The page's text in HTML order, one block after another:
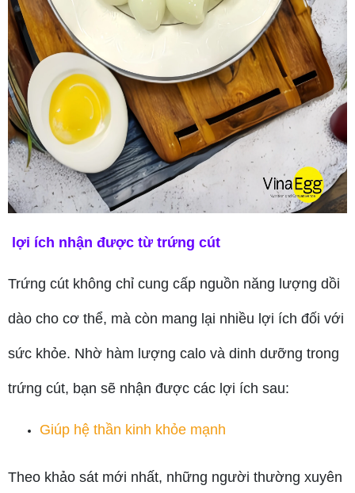
lợi ích nhận được từ trứng cút
Trứng cút không chỉ cung cấp nguồn năng lượng dồi
dào cho cơ thể, mà còn mang lại nhiều lợi ích đối với
sức khỏe. Nhờ hàm lượng calo và dinh dưỡng trong
trứng cút, bạn sẽ nhận được các lợi ích sau:
Giúp hệ thần kinh khỏe mạnh
Theo khảo sát mới nhất, những người thường xuyên